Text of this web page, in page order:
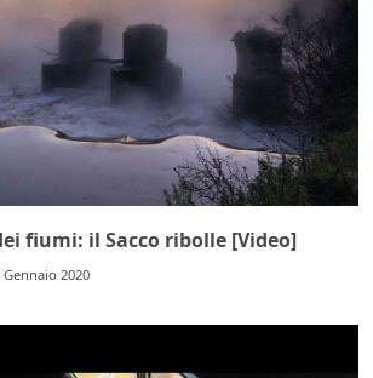
fiumi: il Sacco ribolle [Video]
Gennaio 2020